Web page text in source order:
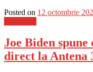
Posted on 12 octombrie
Joe Biden
direct la Antena